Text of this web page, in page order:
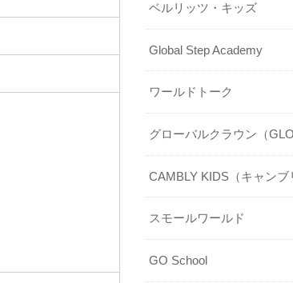
ベルリッツ・キッズ
Global Step Academy
ワールドトーク
グローバルクラウン（
CAMBLY KIDS（キャンブ
スモールワールド
GO School